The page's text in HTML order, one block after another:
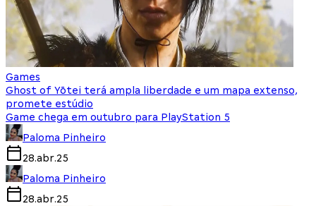
Games
Ghost of Yōtei terá ampla liberdade e um mapa extenso,
promete estúdio
Game chega em outubro para PlayStation 5
Paloma Pinheiro
28.abr.25
Paloma Pinheiro
28.abr.25